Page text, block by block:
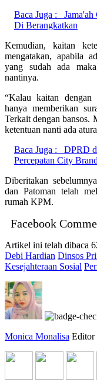
Baca Juga :
Di Berangkatkan
Kemudian, kaitan
mengatakan, apabila
yang sudah ada
nantinya.
“Kalau kaitan dengan
hanya memberikan
Terkait dengan bansos.
ketentuan nanti ada
Baca Juga :
DPRD
Percepatan City
Diberitakan
dan Patoman telah
rumah KPM.
Facebook
Artikel ini telah dibaca
Debi Hardian Dinsos
Kesejahteraan Sosial
Monica Monalisa Editor